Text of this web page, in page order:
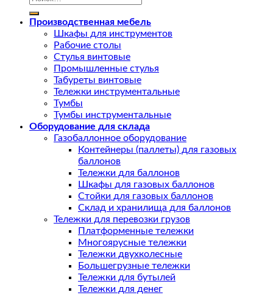
Производственная мебель
Шкафы для инструментов
Рабочие столы
Стулья винтовые
Промышленные стулья
Табуреты винтовые
Тележки инструментальные
Тумбы
Тумбы инструментальные
Оборудование для склада
Газобаллонное оборудование
Контейнеры (паллеты) для газовых
баллонов
Тележки для баллонов
Шкафы для газовых баллонов
Стойки для газовых баллонов
Склад и хранилища для баллонов
Тележки для перевозки грузов
Платформенные тележки
Многоярусные тележки
Тележки двухколесные
Большегрузные тележки
Тележки для бутылей
Тележки для денег